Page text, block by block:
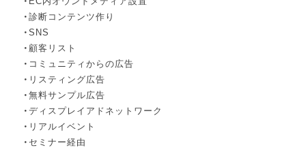
・診断コンテンツ作り
・SNS
・顧客リスト
・コミュニティからの広告
・リスティング広告
・無料サンプル広告
・ディスプレイアドネットワーク
・リアルイベント
・セミナー経由